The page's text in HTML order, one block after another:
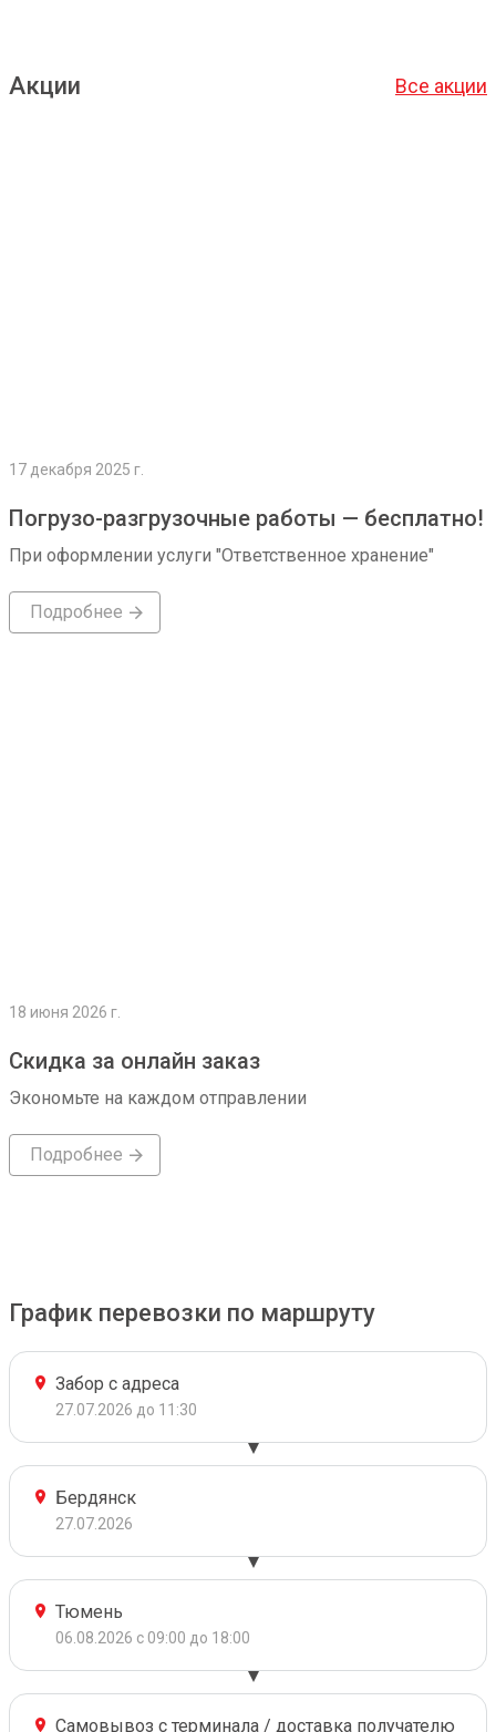
Акции Все акции
17 декабря 2025 г.
Погрузо-разгрузочные работы — бесплатно!
При оформлении услуги "Ответственное хранение"
Подробнее
18 июня 2026 г.
Скидка за онлайн заказ
Экономьте на каждом отправлении
Подробнее
График перевозки по маршруту
Забор с адреса
27.07.2026 до 11:30
Бердянск
27.07.2026
Тюмень
06.08.2026 с 09:00 до 18:00
Самовывоз с терминала / доставка получателю